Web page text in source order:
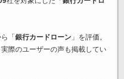
「 銀行カードローン」を評価。
際のユーザーの声も掲載してい